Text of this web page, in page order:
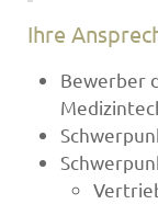
Ihre
Bewerber